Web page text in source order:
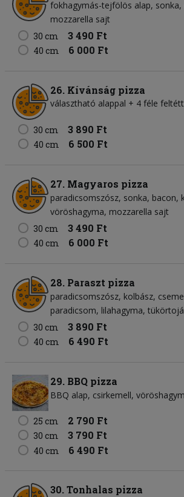
fokhagymás-tejfölös alap sonka
mozzarella sajt
30 cm
3 490 Ft
40 cm 6 000 Ft
26. Kívánság pizza
választható alappal + 4 féle
30 cm 3 890 Ft
40 cm 6 500 Ft
27. Magyaros pizza
paradicsomszósz sonka bacon
vöröshagyma mozzarella sajt
30 cm
3 490 Ft
40 cm 6 000 Ft
28. Paraszt pizza
paradicsomszósz kolbász
paradicsom lilahagyma
30 cm
3 890 Ft
40 cm 6 490 Ft
29. BBQ pizza
BBQ alap csirkemell
25 cm 2 790 Ft
30 cm 3 790 Ft
40 cm 6 490 Ft
30. Tonhalas pizza